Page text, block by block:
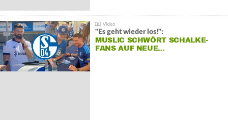
"Es geht wieder los!":
MUSLIC SCHWÖRT SCHALKE-
FANS AUF NEUE…